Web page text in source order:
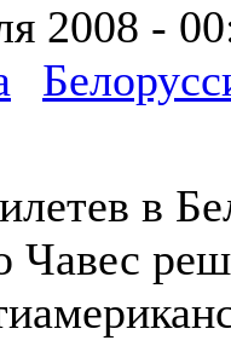
2008 -
в
Чавес